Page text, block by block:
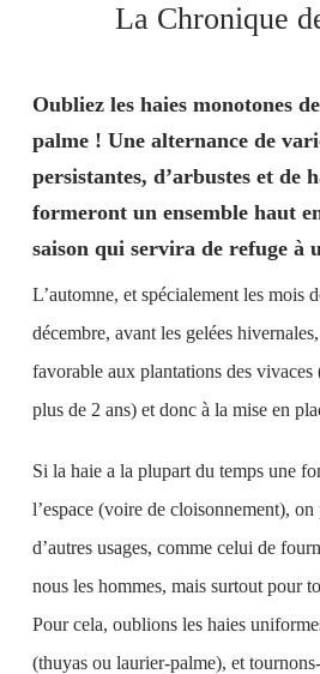
La Chronique
Oubliez les haies monotones
palme ! Une alternance de
persistantes, d’arbustes et de
formeront un ensemble haut
saison qui servira de refuge à
L’automne, et spécialement les mois
décembre, avant les gelées
favorable aux plantations des
plus de 2 ans) et donc à la mise en
Si la haie a la plupart du temps une
l’espace (voire de cloisonnement),
d’autres usages, comme celui de
nous les hommes, mais surtout pour
Pour cela, oublions les haies
(thuyas ou laurier-palme), et